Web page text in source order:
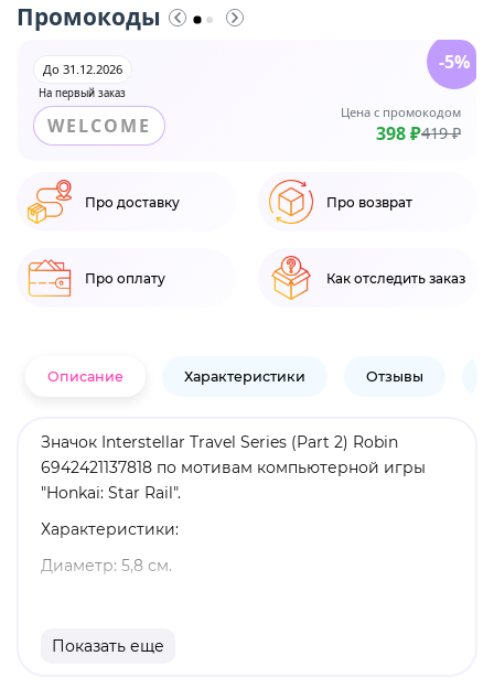
Промокоды
На первый заказ
До 31.12.2026
WELCOME
Цена с промокодом
398 ₽419 ₽
-5%
Про доставку Про возврат
Про оплату Как отследить заказ
Описание Характеристики Отзывы
Значок Interstellar Travel Series (Part 2) Robin
6942421137818 по мотивам компьютерной игры
"Honkai: Star Rail".
Характеристики:
Диаметр: 5,8 см.
Оригинальный и официально лицензированный
Показать еще